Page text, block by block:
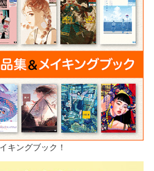
キングブック！